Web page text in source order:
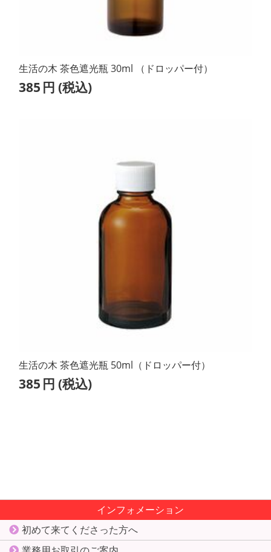
生活の木 茶色遮光瓶 30ml （ドロッパー付）
385 円 (税込)
生活の木 茶色遮光瓶 50ml（ドロッパー付）
385 円 (税込)
インフォメーション
初めて来てくださった方へ